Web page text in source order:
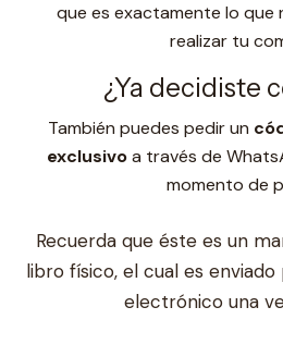
que es exactamente lo que
realizar tu
¿Ya decidiste
También puedes pedir un
exclusivoa través de
momento de
Recuerda que éste es un
libro físico, el cual es
electrónico una